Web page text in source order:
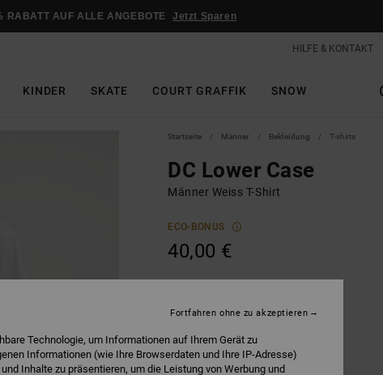
RABATT AUF ALLE ANGEBOTE Jetzt Sparen
HILFE & KONTAKT
KINDER SKATE COURT GRAFFIK SNOW
Startseite Männer Bekleidung T-shirts
DC Lower Case
Männer Weiss T-Shirt
ECO-BONUS
40,00 €
Technologie, um Informationen auf Ihrem Gerät zu
Informationen (wie Ihre Browserdaten und Ihre IP-Adresse)
Inhalte zu präsentieren, um die Leistung von Werbung und
Fortfahren ohne zu akzeptieren